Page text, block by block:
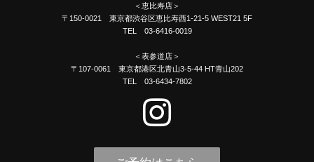
＜恵比寿店＞
〒150-0021 東京都渋谷区恵比寿西1-21-5 WEST21 5F
TEL 03-6416-0019
＜表参道店＞
〒107-0061 東京都港区北青山3-5-44 HT青山202
TEL 03-6434-7802